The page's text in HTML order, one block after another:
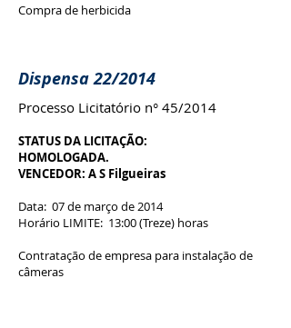
Compra de herbicida
Dispensa 22/2014
Processo Licitatório n° 45/2014
STATUS DA LICITAÇÃO:
HOMOLOGADA.
VENCEDOR: A S Filgueiras
Data: 07 de março de 2014
Horário LIMITE: 13:00 (Treze) horas
Contratação de empresa para instalação de
câmeras